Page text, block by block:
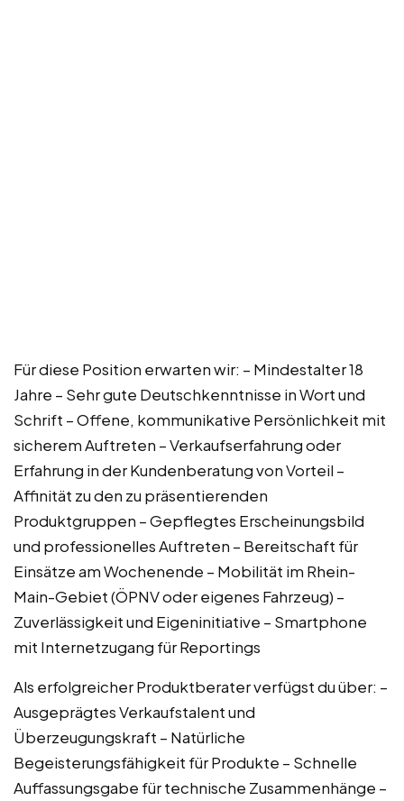
Für diese Position erwarten wir: – Mindestalter 18
Jahre – Sehr gute Deutschkenntnisse in Wort und
Schrift – Offene, kommunikative Persönlichkeit mit
sicherem Auftreten – Verkaufserfahrung oder
Erfahrung in der Kundenberatung von Vorteil –
Affinität zu den zu präsentierenden
Produktgruppen – Gepflegtes Erscheinungsbild
und professionelles Auftreten – Bereitschaft für
Einsätze am Wochenende – Mobilität im Rhein-
Main-Gebiet (ÖPNV oder eigenes Fahrzeug) –
Zuverlässigkeit und Eigeninitiative – Smartphone
mit Internetzugang für Reportings
Als erfolgreicher Produktberater verfügst du über: –
Ausgeprägtes Verkaufstalent und
Überzeugungskraft – Natürliche
Begeisterungsfähigkeit für Produkte – Schnelle
Auffassungsgabe für technische Zusammenhänge –